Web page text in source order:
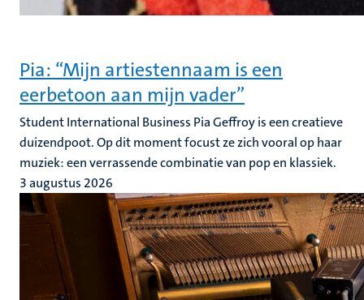
Pia: “Mijn artiestennaam is een
eerbetoon aan mijn vader”
Student International Business Pia Geffroy is een creatieve
duizendpoot. Op dit moment focust ze zich vooral op haar
muziek: een verrassende combinatie van pop en klassiek.
3 augustus 2026